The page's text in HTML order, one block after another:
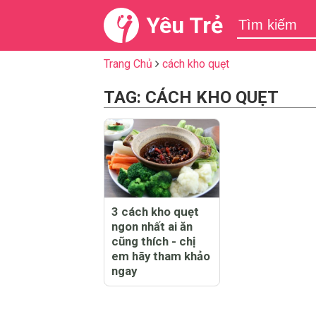
Yêu Trẻ
Trang Chủ cách kho quẹt
TAG: CÁCH KHO QUẸT
3 cách kho quẹt
ngon nhất ai ăn
cũng thích - chị
em hãy tham khảo
ngay